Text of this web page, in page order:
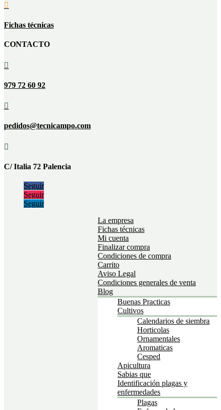

Fichas técnicas
CONTACTO

979 72 60 92

pedidos@tecnicampo.com

C/ Italia 72 Palencia
Seguir
Seguir
Seguir
La empresa
Fichas técnicas
Mi cuenta
Finalizar compra
Condiciones de compra
Carrito
Aviso Legal
Condiciones generales de venta
Blog
Buenas Practicas
Cultivos
Calendarios de siembra
Horticolas
Ornamentales
Aromaticas
Cesped
Apicultura
Sabias que
Identificación plagas y
enfermedades
Plagas